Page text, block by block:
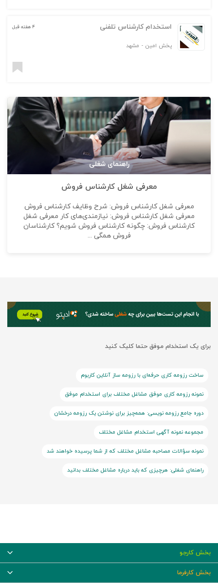
استخدام کارشناس تلفنی
پخش امین - مشهد
۴ هفته قبل
راهنمای شغلی
معرفی شغل کارشناس فروش
معرفی شغل کارشناس فروش: شرح وظایف کارشناس فروش
معرفی شغل کارشناس فروش: نیازمندی‌های کار معرفی شغل
کارشناس فروش: چگونه کارشناس فروش شویم؟ کارشناسان
فروش همگی ...
برای یک استخدام موفق حتما کلیک کنید
ساخت رزومه کاری حرفه‌ای با رزومه ساز آنلاین کاربوم
نمونه رزومه کاری موفق مشاغل مختلف برای استخدام موفق
دوره جامع رزومه نویسی: همه‌چیز برای نوشتن یک رزومه درخشان
مجموعه نمونه آگهی استخدام مشاغل مختلف
نمونه سؤالات مصاحبه مشاغل مختلف که از شما پرسیده خواهند شد
راهنمای شغلی: هرچیزی که باید درباره مشاغل مختلف بدانید
بخش کارجو
بخش کارفرما